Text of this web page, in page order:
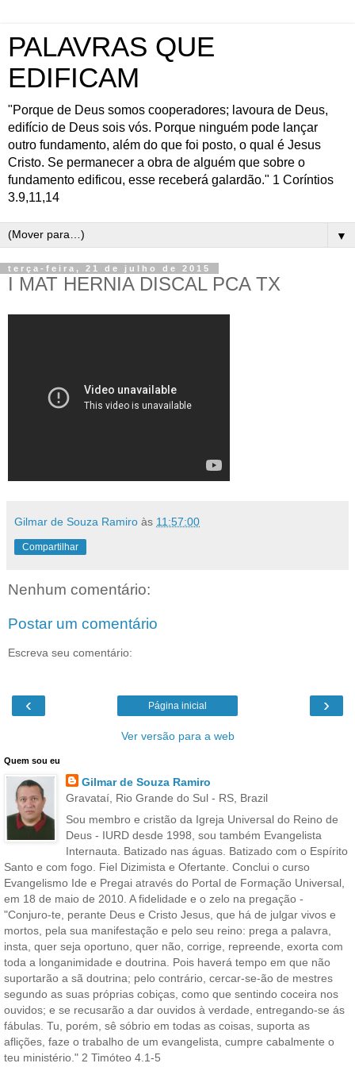
PALAVRAS QUE
EDIFICAM
"Porque de Deus somos cooperadores; lavoura de Deus,
edifício de Deus sois vós. Porque ninguém pode lançar
outro fundamento, além do que foi posto, o qual é Jesus
Cristo. Se permanecer a obra de alguém que sobre o
fundamento edificou, esse receberá galardão." 1 Coríntios
3.9,11,14
▼
terça-feira, 21 de julho de 2015
I MAT HERNIA DISCAL PCA TX
Gilmar de Souza Ramiro às 11:57:00
Compartilhar
Nenhum comentário:
Postar um comentário
Escreva seu comentário:
‹ ›
Página inicial
Ver versão para a web
Quem sou eu
Gilmar de Souza Ramiro
Gravataí, Rio Grande do Sul - RS, Brazil
Sou membro e cristão da Igreja Universal do Reino de
Deus - IURD desde 1998, sou também Evangelista
Internauta. Batizado nas águas. Batizado com o Espírito
Santo e com fogo. Fiel Dizimista e Ofertante. Conclui o curso
Evangelismo Ide e Pregai através do Portal de Formação Universal,
em 18 de maio de 2010. A fidelidade e o zelo na pregação -
"Conjuro-te, perante Deus e Cristo Jesus, que há de julgar vivos e
mortos, pela sua manifestação e pelo seu reino: prega a palavra,
insta, quer seja oportuno, quer não, corrige, repreende, exorta com
toda a longanimidade e doutrina. Pois haverá tempo em que não
suportarão a sã doutrina; pelo contrário, cercar-se-ão de mestres
segundo as suas próprias cobiças, como que sentindo coceira nos
ouvidos; e se recusarão a dar ouvidos à verdade, entregando-se ás
fábulas. Tu, porém, sê sóbrio em todas as coisas, suporta as
aflições, faze o trabalho de um evangelista, cumpre cabalmente o
teu ministério." 2 Timóteo 4.1-5